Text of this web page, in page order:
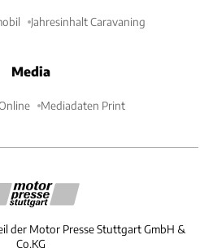
Jahresinhalt Caravaning
Media
Mediadaten Print
der Motor Presse Stuttgart GmbH &
Co.KG